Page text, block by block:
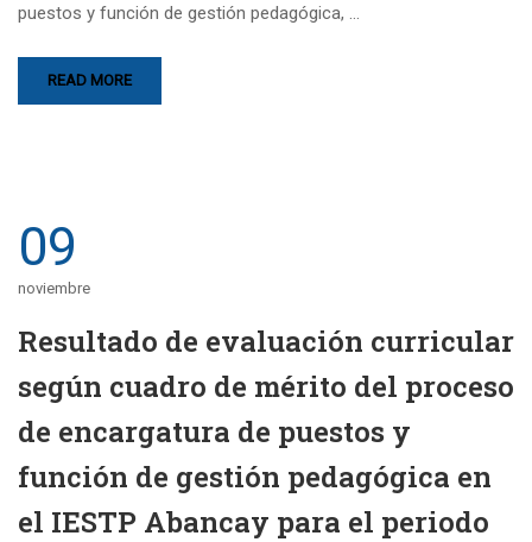
puestos y función de gestión pedagógica, …
READ MORE
09
noviembre
Resultado de evaluación curricular
según cuadro de mérito del proceso
de encargatura de puestos y
función de gestión pedagógica en
el IESTP Abancay para el periodo